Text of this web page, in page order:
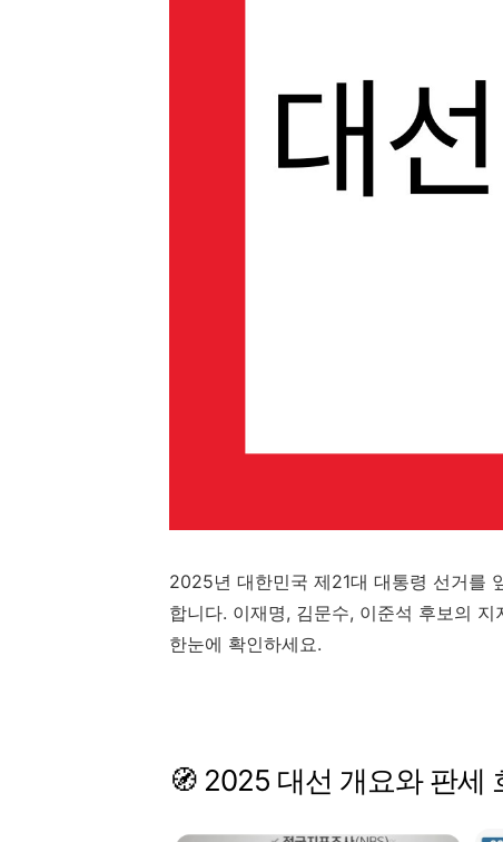
2025년 대한민국 제21대 대통령 선거를
합니다. 이재명, 김문수, 이준석 후보의 지
한눈에 확인하세요.
🧭 2025 대선 개요와판세